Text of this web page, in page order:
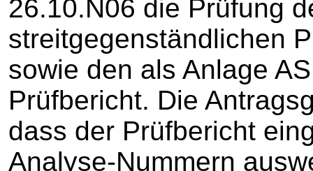
26.10.N06 die Prüfung
streitgegenständlichen
sowie den als Anlage
Prüfbericht. Die
dass der Prüfbericht
Analyse-Nummern